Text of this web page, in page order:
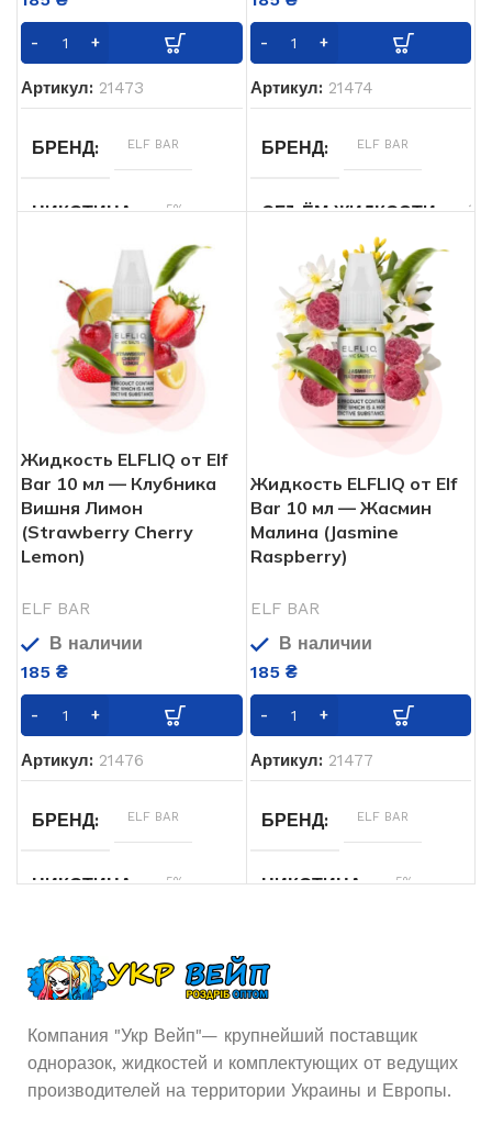
Артикул: 21473
БРЕНД ELF BAR
НИКОТИНА 5%
ОБЪЁМ ЖИДКОСТИ
ВКУСЫ Мята,Черника
Роза
Артикул: 21474
БРЕНД ELF BAR
ОБЪЁМ ЖИДКОСТИ
10
НИКОТИНА 5%
ВКУСЫ Арбуз,Вишня
Жидкость ELFLIQ от Elf
Bar 10 мл — Клубника
Вишня Лимон
(Strawberry Cherry
Lemon)
ELF BAR
В наличии
185 ₴
Артикул: 21476
БРЕНД ELF BAR
НИКОТИНА 5%
мл
Клубника,Лимон
Жидкость ELFLIQ от Elf
Bar 10 мл — Жасмин
Малина (Jasmine
Raspberry)
ELF BAR
В наличии
185 ₴
Артикул: 21477
БРЕНД ELF BAR
НИКОТИНА 5%
Компания "Укр Вейп"— крупнейший поставщик
одноразок, жидкостей и комплектующих от ведущих
производителей на территории Украины и Европы.